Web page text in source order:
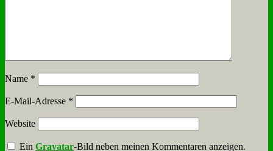
Name *
E-Mail-Adresse *
Website
EinGravatar-Bild neben meinen Kommentaren anzeigen.